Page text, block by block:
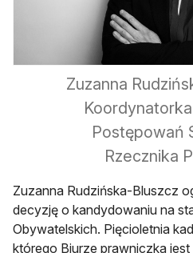
Zuzanna
Postępowań
Rzecznika
Zuzanna Rudzińska-Bluszcz
decyzję o kandydowaniu na
Obywatelskich. Pięcioletnia
którego Biurze prawniczka